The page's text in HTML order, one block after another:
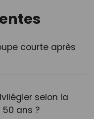
courte après
selon la
ans ?